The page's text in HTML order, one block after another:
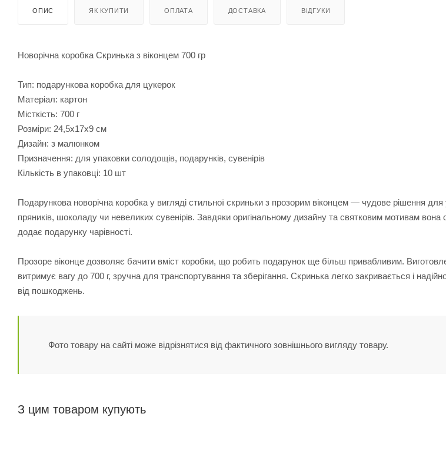
ОПИС ЯК КУПИТИ ОПЛАТА ДОСТАВКА ВІДГУКИ
Новорічна коробка Скринька з віконцем 700 гр
Тип: подарункова коробка для цукерок
Матеріал: картон
Місткість: 700 г
Розміри: 24,5х17х9 см
Дизайн: з малюнком
Призначення: для упаковки солодощів, подарунків, сувенірів
Кількість в упаковці: 10 шт
Подарункова новорічна коробка у вигляді стильної скриньки з прозорим віконцем — чудове рішення для
пряників, шоколаду чи невеликих сувенірів. Завдяки оригінальному дизайну та святковим мотивам вона
додає подарунку чарівності.
Прозоре віконце дозволяє бачити вміст коробки, що робить подарунок ще більш привабливим.
витримує вагу до 700 г, зручна для транспортування та зберігання. Скринька легко закривається і
від пошкоджень.
Фото товару на сайті може відрізнятися від фактичного зовнішнього вигляду товару.
З цим товаром купують